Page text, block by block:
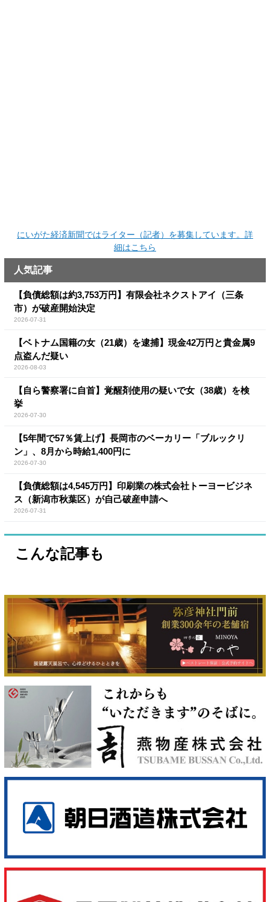
にいがた経済新聞ではライター（記者）を募集しています。詳
細はこちら
人気記事
【負債総額は約3,753万円】有限会社ネクストアイ（三条
市）が破産開始決定
2026-07-31
【ベトナム国籍の女（21歳）を逮捕】現金42万円と貴金属9
点盗んだ疑い
2026-08-03
【自ら警察署に自首】覚醒剤使用の疑いで女（38歳）を検
挙
2026-07-30
【5年間で57％賃上げ】長岡市のベーカリー「ブルックリ
ン」、8月から時給1,400円に
2026-07-30
【負債総額は4,545万円】印刷業の株式会社トーヨービジネ
ス（新潟市秋葉区）が自己破産申請へ
2026-07-31
こんな記事も